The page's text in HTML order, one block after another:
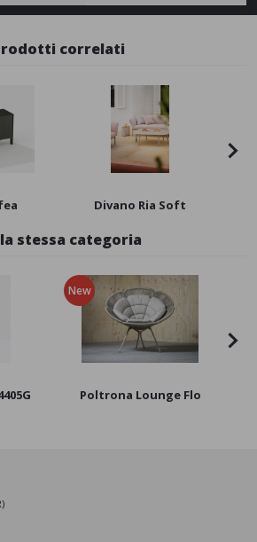
correlati
Divano Ria Soft
stessa categoria
New
Poltrona Lounge Flo